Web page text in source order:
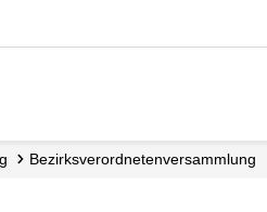
Bezirks­verordneten­versammlung